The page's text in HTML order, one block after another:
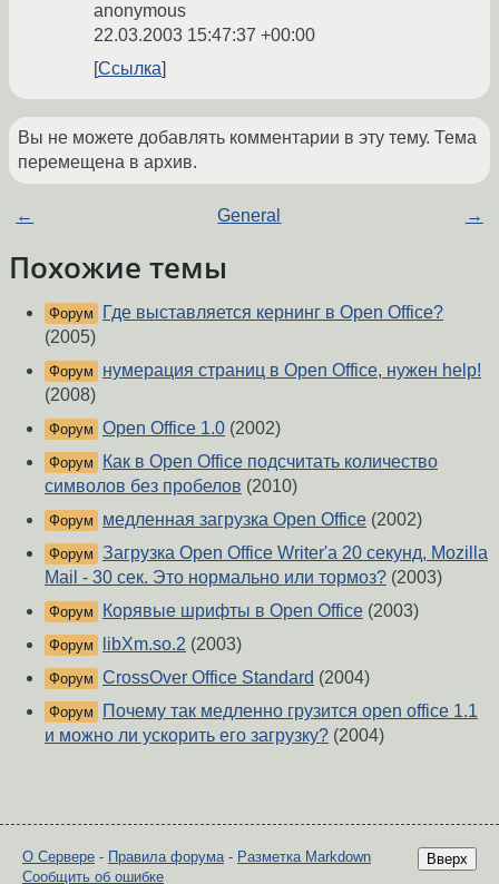
anonymous
22.03.2003 15:47:37 +00:00
Ссылка
Вы не можете добавлять комментарии в эту тему. Тема
перемещена в архив.
← General →
Похожие темы
Форум
Где выставляется кернинг в Open Office?
(2005)
Форум
нумерация страниц в Open Office, нужен help!
(2008)
Форум Open Office 1.0 (2002)
Форум
Как в Open Office подсчитать количество
символов без пробелов (2010)
Форум медленная загрузка Open Office (2002)
Форум Загрузка Open Office Writer'a 20 секунд, Mozilla
Mail - 30 сек. Это нормально или тормоз? (2003)
Форум Корявые шрифты в Open Office (2003)
Форум libXm.so.2 (2003)
Форум CrossOver Office Standard (2004)
Форум
Почему так медленно грузится open office 1.1
и можно ли ускорить его загрузку? (2004)
Вверх
О Сервере - Правила форума- Разметка Markdown
Сообщить об ошибке